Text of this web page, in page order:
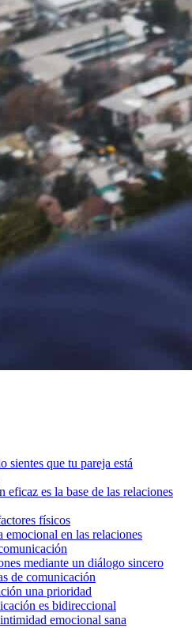
sientes que tu pareja está
eficaz es la base de las relaciones
físicos
emocional en las relaciones
mediante un diálogo sincero
de comunicación
una prioridad
es bidireccional
emocional sana